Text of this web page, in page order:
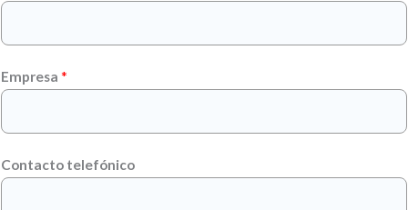
Empresa *
Contacto telefónico